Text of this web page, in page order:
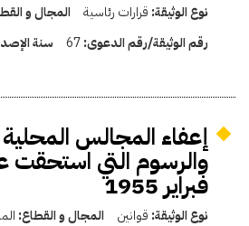
نوع الوثيقة: قرارات رئاسية المجال و
رقم الوثيقة/رقم الدعوى:67 سنة
إعفاء المجالس
فبراير 1955
نوع الوثيقة: قوانين المجال و القطاع: